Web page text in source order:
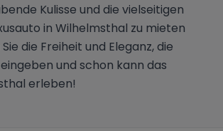
Kulisse und die vielseitigen
in Wilhelmsthal zu mieten
die Freiheit und Eleganz, die
und schon kann das
erleben!